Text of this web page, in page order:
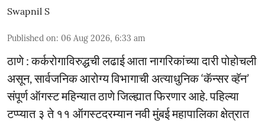
Swapnil S
Published on: 06 Aug 2026, 6:33 am
ठाणे : कर्करोगाविरुद्धची लढाई आता नागरिकांच्या दारी पोहोचली
असून, सार्वजनिक आरोग्य विभागाची अत्याधुनिक ‘कॅन्सर व्हॅन’
संपूर्ण ऑगस्ट महिन्यात ठाणे जिल्ह्यात फिरणार आहे. पहिल्या
टप्प्यात ३ ते ११ ऑगस्टदरम्यान नवी मुंबई महापालिका क्षेत्रात